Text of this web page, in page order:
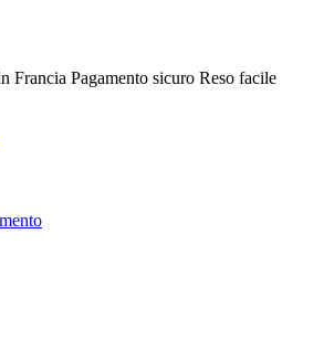
Francia Pagamento sicuro Reso facile